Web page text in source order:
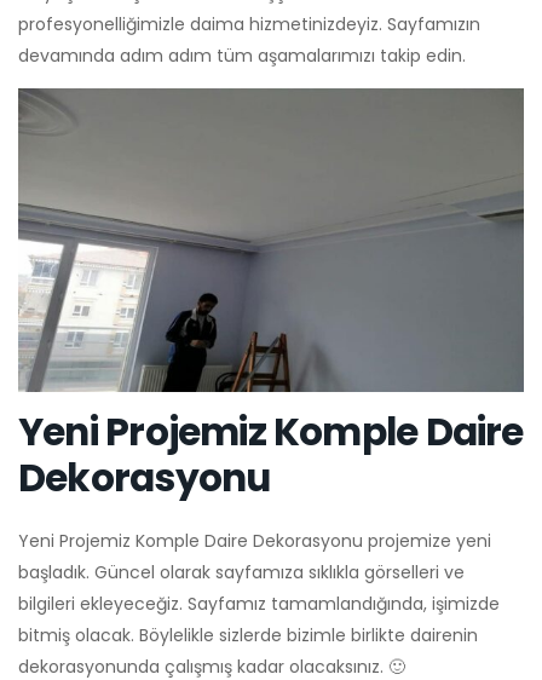
profesyonelliğimizle daima hizmetinizdeyiz. Sayfamızın
devamında adım adım tüm aşamalarımızı takip edin.
Yeni Projemiz Komple Daire
Dekorasyonu
Yeni Projemiz Komple Daire Dekorasyonu projemize yeni
başladık. Güncel olarak sayfamıza sıklıkla görselleri ve
bilgileri ekleyeceğiz. Sayfamız tamamlandığında, işimizde
bitmiş olacak. Böylelikle sizlerde bizimle birlikte dairenin
dekorasyonunda çalışmış kadar olacaksınız. 🙂